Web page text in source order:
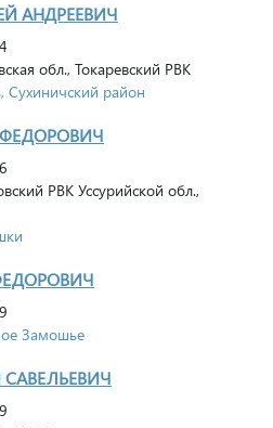
АНДРЕЕВИЧ
обл., Токаревский РВК
Сухиничский район
РВК Уссурийской обл.,
Замошье